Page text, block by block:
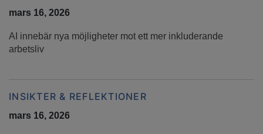
mars 16, 2026
AI innebär nya möjligheter mot ett mer inkluderande
arbetsliv
INSIKTER & REFLEKTIONER
mars 16, 2026